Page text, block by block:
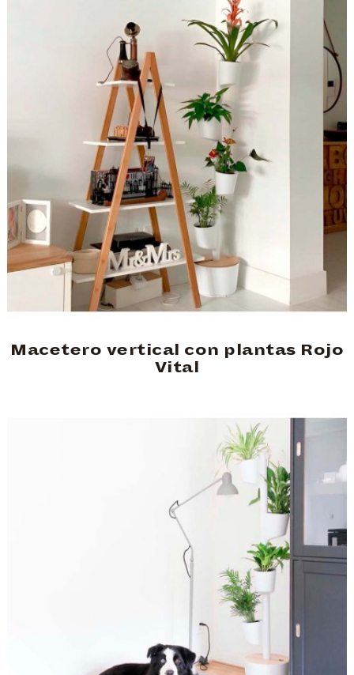
Macetero vertical con plantas Rojo
Vital